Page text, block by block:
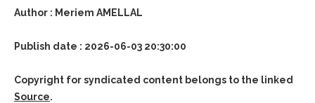
Author : Meriem AMELLAL
Publish date : 2026-06-03 20:30:00
Copyright for syndicated content belongs to the linked
Source.